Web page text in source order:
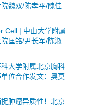
魏双/陈孝平/隗佳
到干细胞的全面突
展望
Cell | 中山大学附属
匡铭/尹长军/陈淑
部乙肝病毒B细胞应
大学附属北京胸科
单位合作发文：奥莫
性和有效性
肿瘤异质性！北京